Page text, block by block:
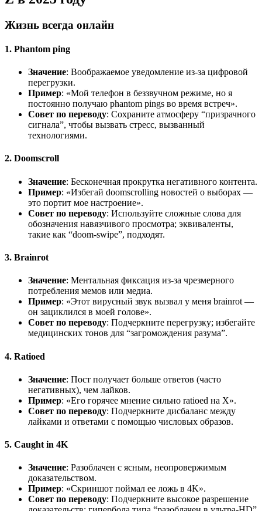
Жизнь всегда онлайн
1. Phantom ping
Значение: Воображаемое уведомление из-за цифровой
перегрузки.
Пример: «Мой телефон в беззвучном режиме, но я
постоянно получаю phantom pings во время встреч».
Совет по переводу: Сохраните атмосферу “призрачного
сигнала”, чтобы вызвать стресс, вызванный
технологиями.
2. Doomscroll
Значение: Бесконечная прокрутка негативного контента.
Пример: «Избегай doomscrolling новостей о выборах —
это портит мое настроение».
Совет по переводу: Используйте сложные слова для
обозначения навязчивого просмотра; эквиваленты,
такие как “doom-swipe”, подходят.
3. Brainrot
Значение: Ментальная фиксация из-за чрезмерного
потребления мемов или медиа.
Пример: «Этот вирусный звук вызвал у меня brainrot —
он зациклился в моей голове».
Совет по переводу: Подчеркните перегрузку; избегайте
медицинских тонов для “загромождения разума”.
4. Ratioed
Значение: Пост получает больше ответов (часто
негативных), чем лайков.
Пример: «Его горячее мнение сильно ratioed на X».
Совет по переводу: Подчеркните дисбаланс между
лайками и ответами с помощью числовых образов.
5. Caught in 4K
Значение: Разоблачен с ясным, неопровержимым
доказательством.
Пример: «Скриншот поймал ее ложь в 4K».
Совет по переводу: Подчеркните высокое разрешение